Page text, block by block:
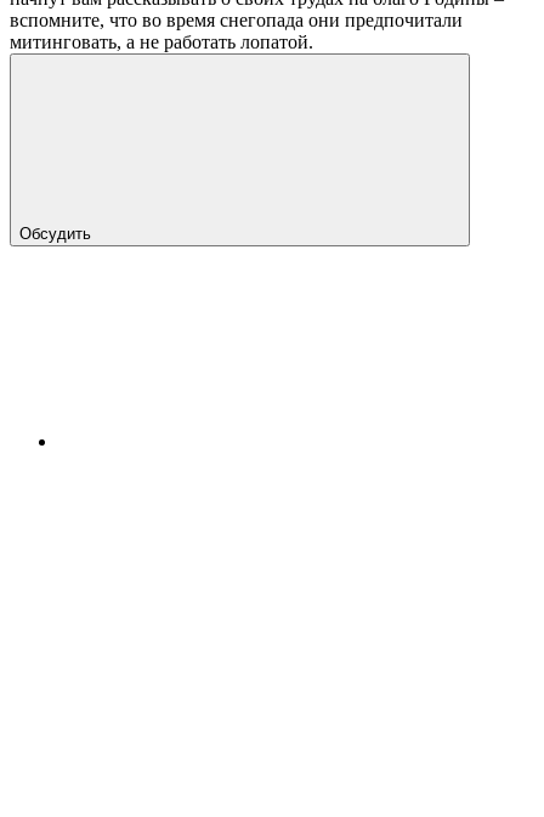
вспомните, что во время снегопада они предпочитали
митинговать, а не работать лопатой.
Обсудить